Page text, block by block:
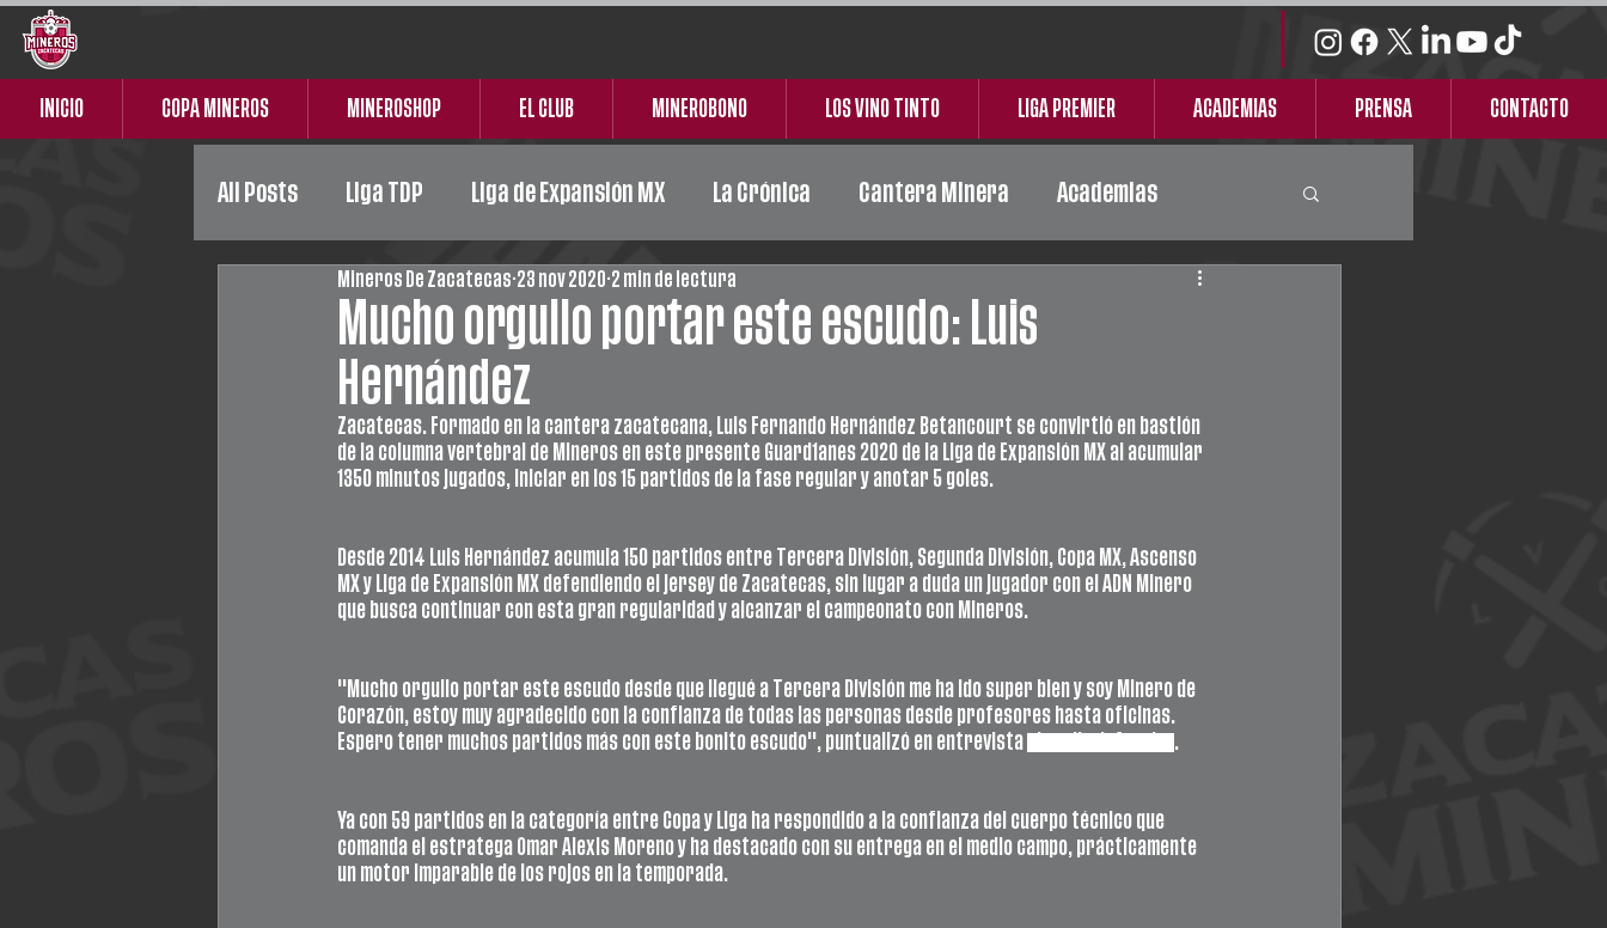
INICIO COPA MINEROS MINEROSHOP EL CLUB MINEROBONO LOS VINO TINTO LIGA PREMIER ACADEMIAS PRENSA CONTACTO
All Posts Liga TDP Liga de Expansión MX La Crónica Cantera Minera Academias
Liga Premier Femenil Acción Social Carta Responsiva
Mucho orgullo portar este escudo: Luis
Hernández
Mineros De Zacatecas 23 nov 2020 2 min de lectura
Zacatecas. Formado en la cantera zacatecana, Luis Fernando Hernández Betancourt se convirtió en bastión
de la columna vertebral de Mineros en este presente Guard1anes 2020 de la Liga de Expansión MX al acumular
1350 minutos jugados, iniciar en los 15 partidos de la fase regular y anotar 5 goles.
Desde 2014 Luis Hernández acumula 150 partidos entre Tercera División, Segunda División, Copa MX, Ascenso
MX y Liga de Expansión MX defendiendo el jersey de Zacatecas, sin lugar a duda un jugador con el ADN Minero
que busca continuar con esta gran regularidad y alcanzar el campeonato con Mineros.
"Mucho orgullo portar este escudo desde que llegué a Tercera División me ha ido super bien y soy Minero de
Corazón, estoy muy agradecido con la confianza de todas las personas desde profesores hasta oficinas.
Espero tener muchos partidos más con este bonito escudo", puntualizó en entrevista
.
Ya con 59 partidos en la categoría entre Copa y Liga ha respondido a la confianza del cuerpo técnico que
comanda el estratega Omar Alexis Moreno y ha destacado con su entrega en el medio campo, prácticamente
un motor imparable de los rojos en la temporada.